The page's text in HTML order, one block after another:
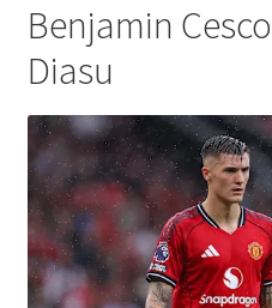
Benjamin
Diasu